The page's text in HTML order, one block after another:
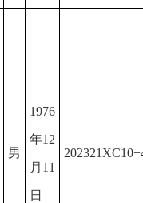
男
1976
年12
月11
日